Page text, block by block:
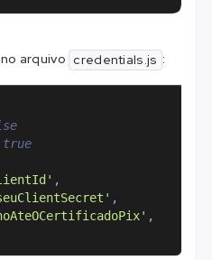
arquivo credentials.js :
true
,
,
,